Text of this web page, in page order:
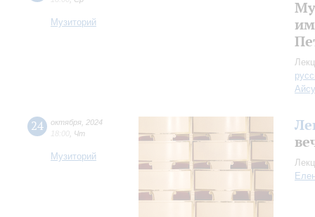
Музиторий
24 октября 2024
18:00 Чт
Музиторий